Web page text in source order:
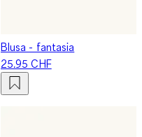
Blusa - fantasia
25.95 CHF